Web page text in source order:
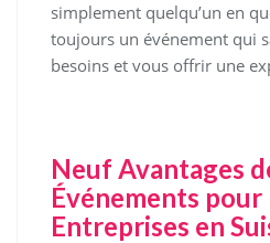
simplement quelqu’un en
toujours un événement qui
besoins et vous offrir une
Neuf Avantages
Événements pour
Entreprises en